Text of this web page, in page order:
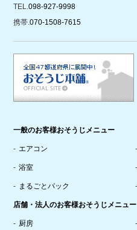
TEL.098-927-9998
携帯.070-1508-7615
一般のお客様おそうじメニュー
エアコン
浴室
まるごとパック
店舗・法人のお客様おそうじメニュー
厨房